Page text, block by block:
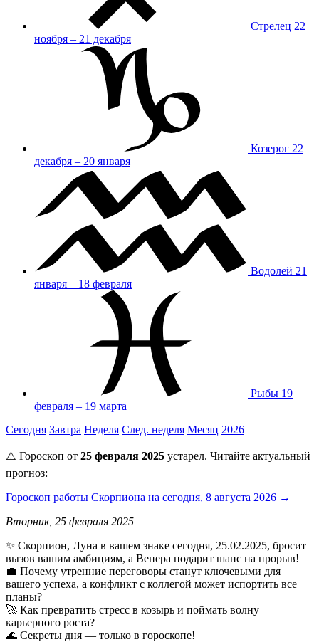
Стрелец 22
ноября – 21 декабря
Козерог 22
декабря – 20 января
Водолей 21
января – 18 февраля
Рыбы 19
февраля – 19 марта
Сегодня Завтра Неделя След. неделя Месяц 2026
⚠️ Гороскоп от 25 февраля 2025 устарел. Читайте актуальный
прогноз:
Гороскоп работы Скорпиона на сегодня, 8 августа 2026 →
Вторник, 25 февраля 2025
✨ Скорпион, Луна в вашем знаке сегодня, 25.02.2025, бросит
вызов вашим амбициям, а Венера подарит шанс на прорыв!
💼 Почему утренние переговоры станут ключевыми для
вашего успеха, а конфликт с коллегой может испортить все
планы?
🚀 Как превратить стресс в козырь и поймать волну
карьерного роста?
🌊 Секреты дня — только в гороскопе!